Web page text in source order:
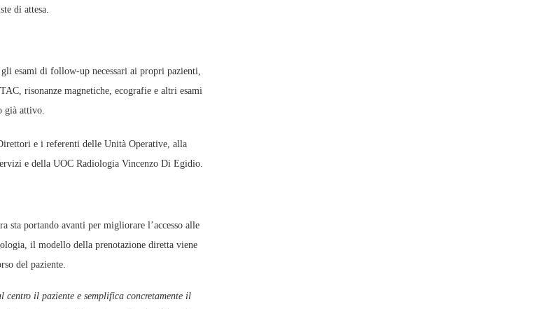
di attesa.
esami di follow‑up necessari ai propri pazienti,
risonanze magnetiche, ecografie e altri esami
già attivo.
e i referenti delle Unità Operative, alla
e della UOC Radiologia Vincenzo Di Egidio.
sta portando avanti per migliorare l’accesso alle
il modello della prenotazione diretta viene
del paziente.
il paziente e semplifica concretamente il